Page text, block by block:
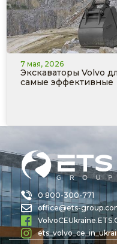
7 мая, 2026
Экскаваторы Volvo
самые эффективные
0 800-300-771
office@ets-